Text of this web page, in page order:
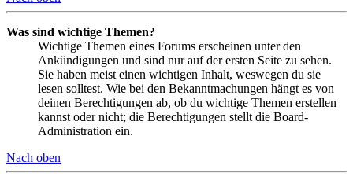
Was sind wichtige Themen?
Wichtige Themen eines Forums erscheinen unter den
Ankündigungen und sind nur auf der ersten Seite zu sehen.
Sie haben meist einen wichtigen Inhalt, weswegen du sie
lesen solltest. Wie bei den Bekanntmachungen hängt es von
deinen Berechtigungen ab, ob du wichtige Themen erstellen
kannst oder nicht; die Berechtigungen stellt die Board-
Administration ein.
Nach oben